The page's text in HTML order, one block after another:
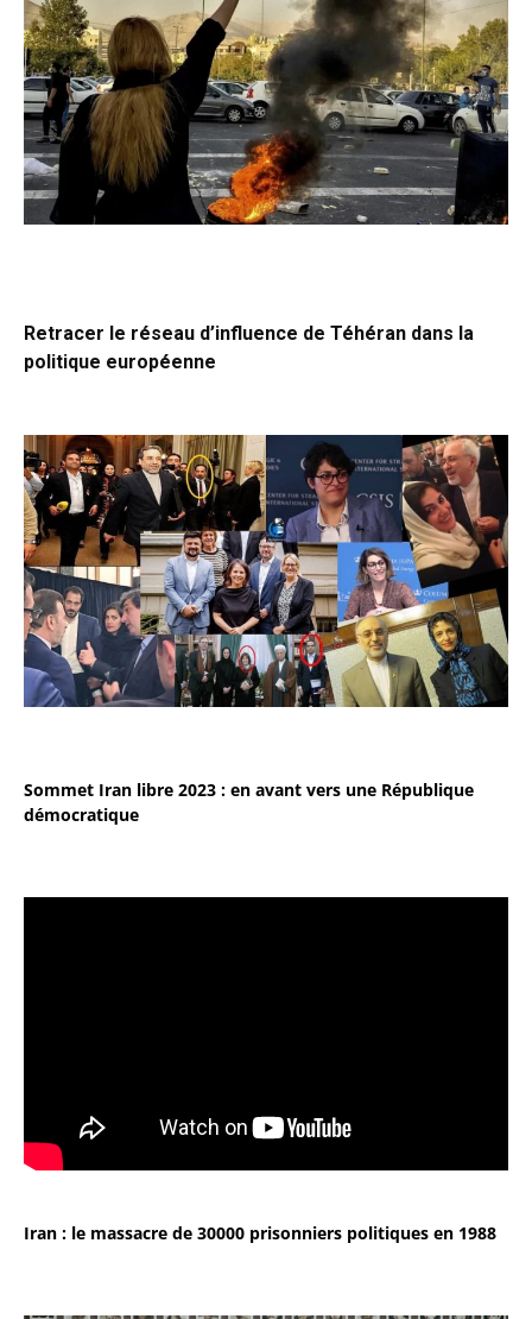
Retracer le réseau d’influence de Téhéran dans la
politique européenne
Sommet Iran libre 2023 : en avant vers une République
démocratique
Iran : le massacre de 30000 prisonniers politiques en 1988